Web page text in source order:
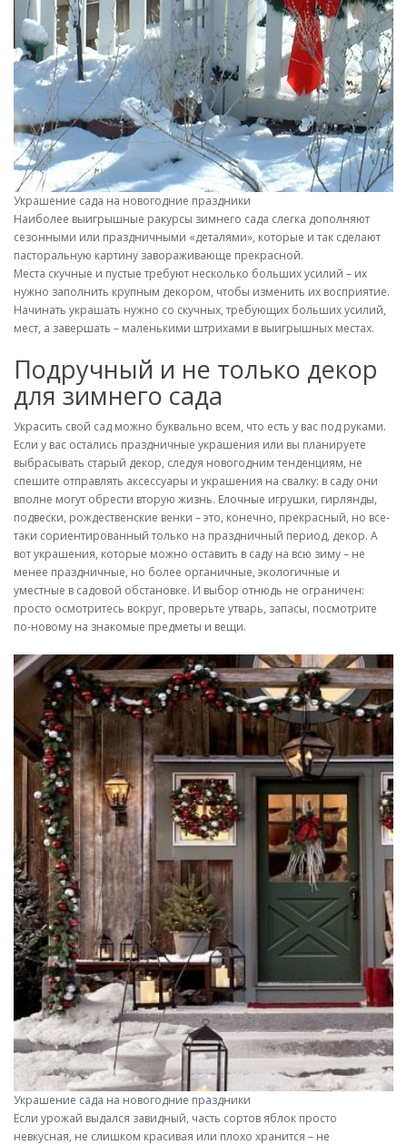
Украшение сада на новогодние праздники
Наиболее выигрышные ракурсы зимнего сада слегка дополняют
сезонными или праздничными «деталями», которые и так сделают
пасторальную картину завораживающе прекрасной.
Места скучные и пустые требуют несколько больших усилий – их
нужно заполнить крупным декором, чтобы изменить их восприятие.
Начинать украшать нужно со скучных, требующих больших усилий,
мест, а завершать – маленькими штрихами в выигрышных местах.
Подручный и не только декор
для зимнего сада
Украсить свой сад можно буквально всем, что есть у вас под руками.
Если у вас остались праздничные украшения или вы планируете
выбрасывать старый декор, следуя новогодним тенденциям, не
спешите отправлять аксессуары и украшения на свалку: в саду они
вполне могут обрести вторую жизнь. Елочные игрушки, гирлянды,
подвески, рождественские венки – это, конечно, прекрасный, но все-
таки сориентированный только на праздничный период, декор. А
вот украшения, которые можно оставить в саду на всю зиму – не
менее праздничные, но более органичные, экологичные и
уместные в садовой обстановке. И выбор отнюдь не ограничен:
просто осмотритесь вокруг, проверьте утварь, запасы, посмотрите
по-новому на знакомые предметы и вещи.
Украшение сада на новогодние праздники
Если урожай выдался завидный, часть сортов яблок просто
невкусная, не слишком красивая или плохо хранится – не